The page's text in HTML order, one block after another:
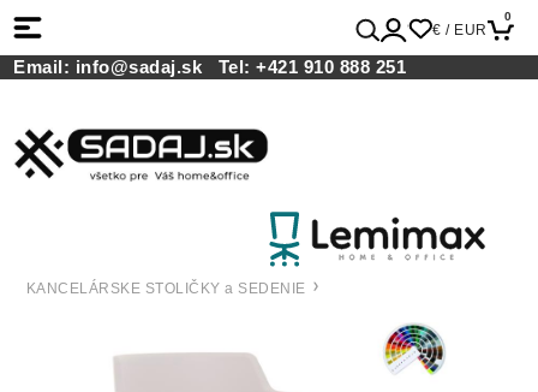
€ / EUR
0
Email: info@sadaj.sk Tel:+421 910 888 251
KANCELÁRSKE STOLIČKY a SEDENIE